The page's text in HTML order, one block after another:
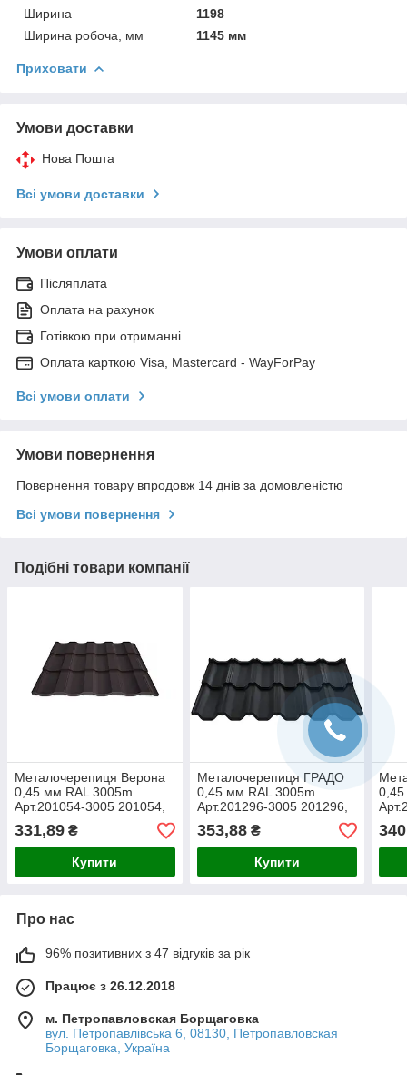
Ширина
1198
Ширина робоча, мм
1145 мм
Приховати
Умови доставки
Нова Пошта
Всі умови доставки
Умови оплати
Післяплата
Оплата на рахунок
Готівкою при отриманні
Оплата карткою Visa, Mastercard - WayForPay
Всі умови оплати
Умови повернення
Повернення товару впродовж 14 днів за домовленістю
Всі умови повернення
Подібні товари компанії
Металочерепиця Верона
0,45 мм RAL 3005m
Арт.201054-3005 201054,
Термастіл, Suzhou, 30 м.
кв. (при замовленні менш
30 м. кв в
331,89 ₴
Купити
Металочерепиця ГРАДО
0,45 мм RAL 3005m
Арт.201296-3005 201296,
Термастіл, Suzhou, 30 м.
кв. (при замовленні менш
30 м. кв в
353,88₴
Купити
кв.
30
Про нас
96% позитивних з 47 відгуків за рік
Працює з 26.12.2018
м. Петропавловская Борщаговка
вул. Петропавлівська 6, 08130, Петропавловская
Борщаговка, Україна